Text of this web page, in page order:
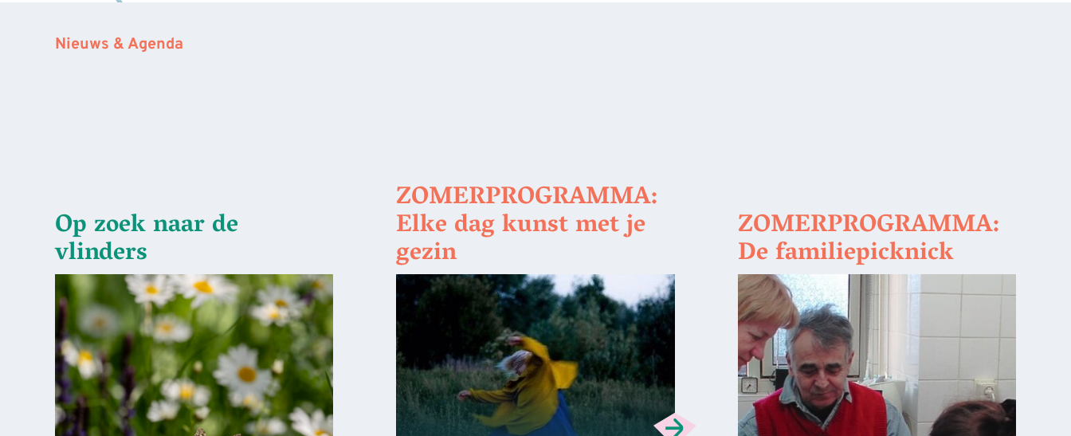
Nieuws & Agenda
Op zoek naar de
vlinders
ZOMERPROGRAMMA:
Elke dag kunst met je
gezin
ZOMERPROGRAMMA:
De familiepicknick